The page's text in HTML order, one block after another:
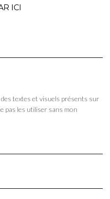
ICI
textes et visuels présents sur
pas les utiliser sans mon